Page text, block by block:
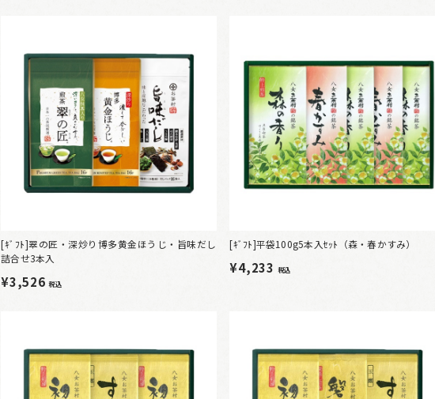
[ｷﾞﾌﾄ]翠の匠・深炒り博多黄金ほうじ・旨味だし
詰合せ3本入
¥3,526税込
[ｷﾞﾌﾄ]平袋100g5本入ｾｯﾄ（森・春かすみ）
¥4,233 税込